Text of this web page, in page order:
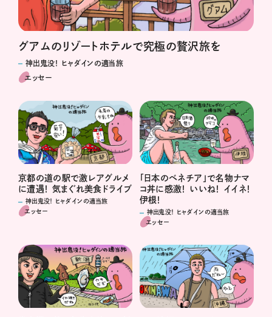
グアムのリゾートホテルで究極の贅沢旅を
神出鬼没！ ヒャダインの適当旅
エッセー
京都の道の駅で激レアグルメ
に遭遇！ 気まぐれ美食ドライブ
神出鬼没！ ヒャダインの適当旅
エッセー
「日本のベネチア」で名物ナマ
コ丼に感激！ いいね！ イイネ！
伊根！
神出鬼没！ ヒャダインの適当旅
エッセー